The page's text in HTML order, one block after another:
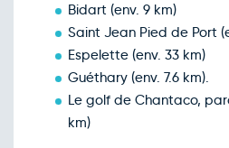
Dim.
déc.
269€/pers
Lun.
14
déc.
269€ /pers
Mar.
Bidart (env. 9 km)
Saint Jean Pied de Port
Espelette (env. 33 km)
Guéthary (env. 7.6 km).
Le golf de Chantaco,
km)